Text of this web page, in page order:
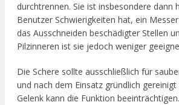
durchtrennen. Sie ist insbesondere dann
Benutzer Schwierigkeiten hat, ein
das Ausschneiden beschädigter Stellen
Pilzinneren ist sie jedoch weniger
Die Schere sollte ausschließlich für
und nach dem Einsatz gründlich
Gelenk kann die Funktion beeinträchtigen.